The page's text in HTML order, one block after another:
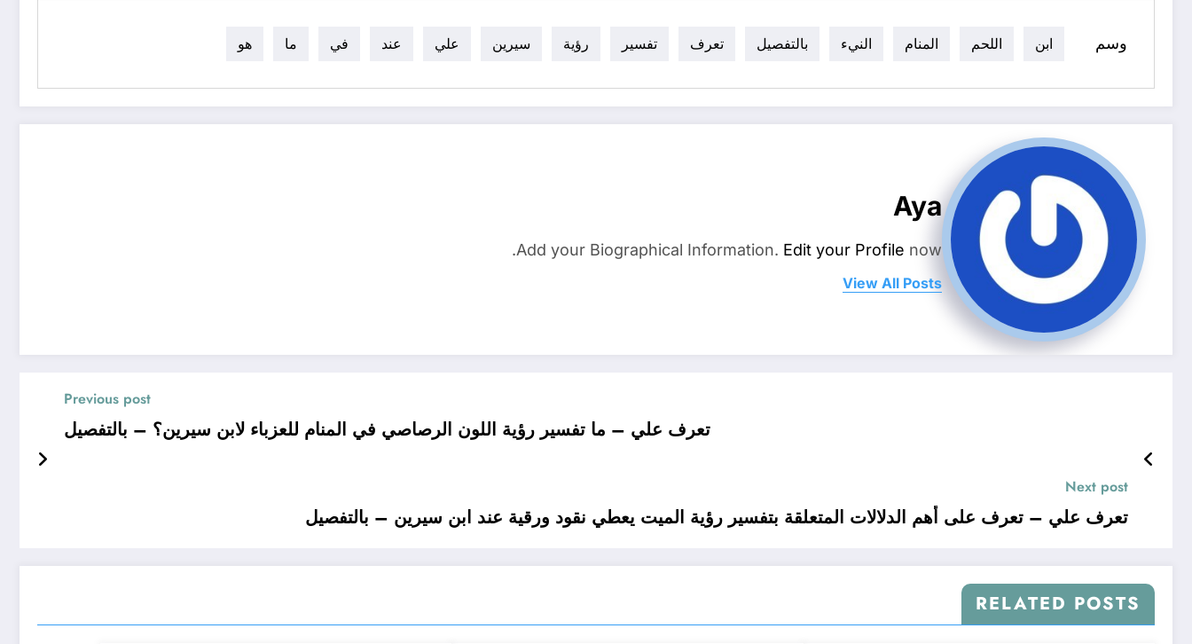
وسم ابن اللحم المنام النيء بالتفصيل تعرف تفسير رؤية سيرين علي عند في ما هو
Aya
Add your Biographical Information. Edit your Profile now.
View All Posts
Previous post
تعرف علي – ما تفسير رؤية اللون الرصاصي في المنام للعزباء لابن سيرين؟ – بالتفصيل
Next post
تعرف علي – تعرف على أهم الدلالات المتعلقة بتفسير رؤية الميت يعطي نقود ورقية عند ابن سيرين – بالتفصيل
RELATED POSTS